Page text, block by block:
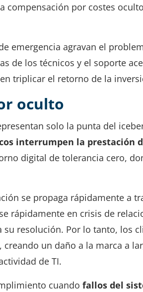
compensación por costes
emergencia agravan el
de los técnicos y el soporte
triplicar el retorno de la
oculto
solo la punta del
interrumpen la prestación
digital de tolerancia cero,
se propaga rápidamente a
rápidamente en crisis de
resolución. Por lo tanto, los
, creando un daño a la marca a
de TI.
cuando fallos del